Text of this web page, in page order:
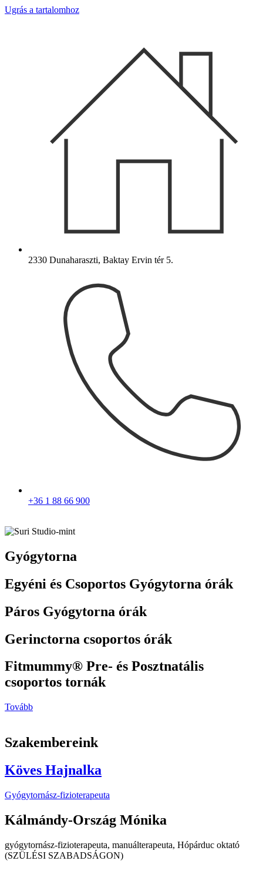
Ugrás a tartalomhoz
2330 Dunaharaszti, Baktay Ervin tér 5.
+36 1 88 66 900
Gyógytorna
Egyéni és Csoportos Gyógytorna órák
Páros Gyógytorna órák
Gerinctorna csoportos órák
Fitmummy® Pre- és Posztnatális
csoportos tornák
Tovább
Szakembereink
Köves Hajnalka
Gyógytornász-fizioterapeuta
Kálmándy-Ország Mónika
gyógytornász-fizioterapeuta, manuálterapeuta, Hópárduc oktató
(SZÜLÉSI SZABADSÁGON)